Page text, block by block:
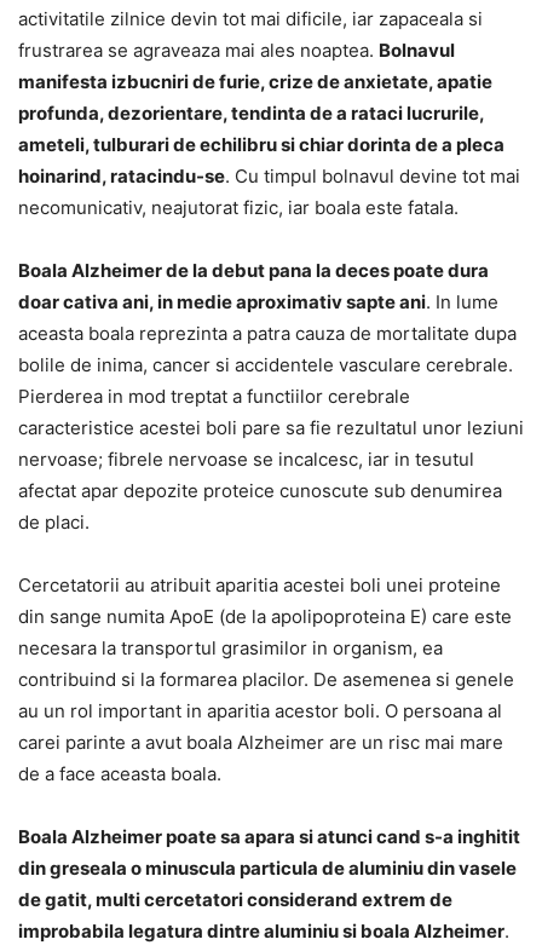
activitatile zilnice devin tot mai dificile, iar zapaceala si
frustrarea se agraveaza mai ales noaptea. Bolnavul
manifesta izbucniri de furie, crize de anxietate, apatie
profunda, dezorientare, tendinta de a rataci lucrurile,
ameteli, tulburari de echilibru si chiar dorinta de a pleca
hoinarind, ratacindu-se. Cu timpul bolnavul devine tot mai
necomunicativ, neajutorat fizic, iar boala este fatala.
Boala Alzheimer de la debut pana la deces poate dura
doar cativa ani, in medie aproximativ sapte ani. In lume
aceasta boala reprezinta a patra cauza de mortalitate dupa
bolile de inima, cancer si accidentele vasculare cerebrale.
Pierderea in mod treptat a functiilor cerebrale
caracteristice acestei boli pare sa fie rezultatul unor leziuni
nervoase; fibrele nervoase se incalcesc, iar in tesutul
afectat apar depozite proteice cunoscute sub denumirea
de placi.
Cercetatorii au atribuit aparitia acestei boli unei proteine
din sange numita ApoE (de la apolipoproteina E) care este
necesara la transportul grasimilor in organism, ea
contribuind si la formarea placilor. De asemenea si genele
au un rol important in aparitia acestor boli. O persoana al
carei parinte a avut boala Alzheimer are un risc mai mare
de a face aceasta boala.
Boala Alzheimer poate sa apara si atunci cand s-a inghitit
din greseala o minuscula particula de aluminiu din vasele
de gatit, multi cercetatori considerand extrem de
improbabila legatura dintre aluminiu si boala Alzheimer.